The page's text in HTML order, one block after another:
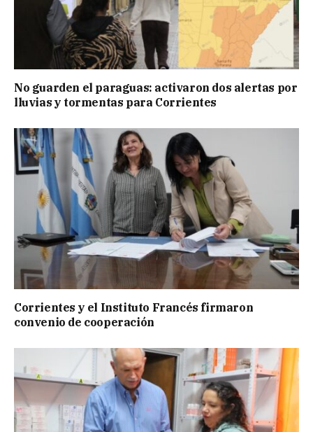
No guarden el paraguas: activaron dos alertas por
lluvias y tormentas para Corrientes
Corrientes y el Instituto Francés firmaron
convenio de cooperación